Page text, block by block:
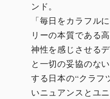
ンド。
「毎日をカラフル
リーの本質である
神性を感じさせる
と一切の妥協のな
する日本の“クラフ
いニュアンスとユ